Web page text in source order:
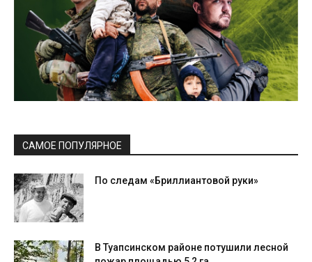
САМОЕ ПОПУЛЯРНОЕ
По следам «Бриллиантовой руки»
В Туапсинском районе потушили лесной